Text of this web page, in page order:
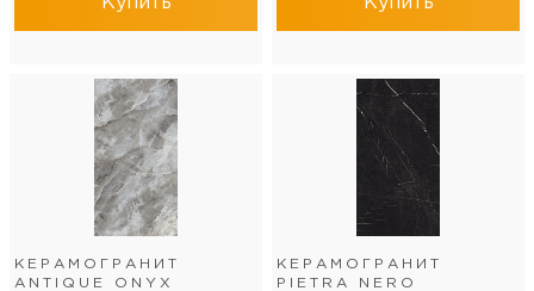
КЕРАМОГРАНИТ
ANTIQUE ONYX
КЕРАМОГРАНИТ
PIETRA NERO